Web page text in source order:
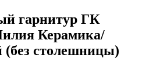
гарнитур ГК
Керамика/
столешницы)